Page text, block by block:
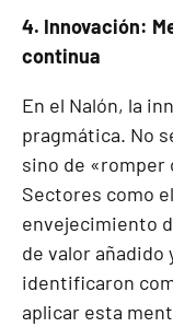
4. Innovación:
continua
En el Nalón, la
pragmática. No
sino de «romper
Sectores como
envejecimiento
de valor añadido
identificaron
aplicar esta